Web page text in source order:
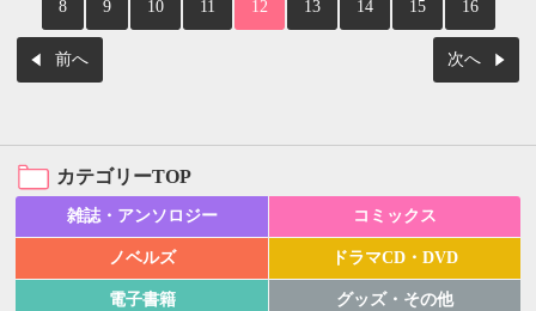
前へ
8 9 10 11 12 13 14 15 16
次へ
カテゴリーTOP
雑誌・アンソロジー コミックス
ノベルズ ドラマCD・DVD
電子書籍 グッズ・その他